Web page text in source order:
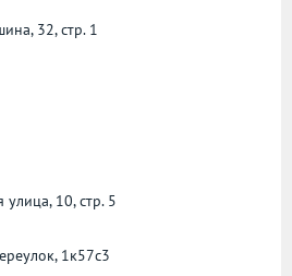
32, стр. 1
улица, 10, стр. 5
1к57с3